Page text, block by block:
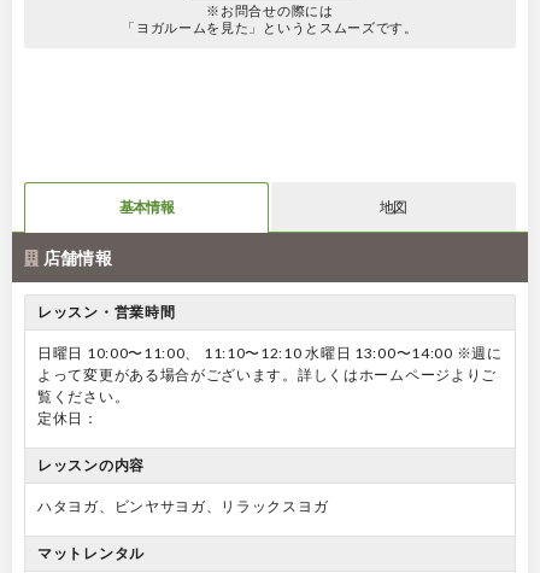
※お問合せの際には
「ヨガルームを見た」というとスムーズです。
基本情報 地図
店舗情報
レッスン・営業時間
日曜日 10:00〜11:00、 11:10〜12:10 水曜日 13:00〜14:00 ※週に
よって変更がある場合がございます。詳しくはホームページよりご
覧ください。
定休日：
レッスンの内容
ハタヨガ、ビンヤサヨガ、リラックスヨガ
マットレンタル